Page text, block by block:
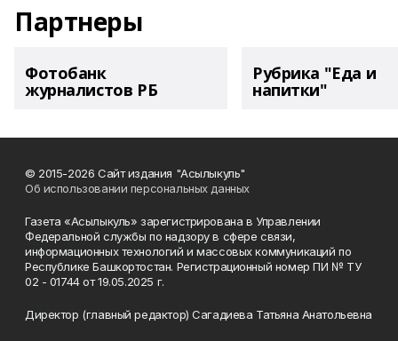
Партнеры
Фотобанк
журналистов РБ
Рубрика "Еда и
напитки"
© 2015-2026 Сайт издания "Асылыкуль"
Об использовании персональных данных
Газета «Асылыкуль» зарегистрирована в Управлении
Федеральной службы по надзору в сфере связи,
информационных технологий и массовых коммуникаций по
Республике Башкортостан. Регистрационный номер ПИ № ТУ
02 - 01744 от 19.05.2025 г.
Директор (главный редактор) Сагадиева Татьяна Анатольевна